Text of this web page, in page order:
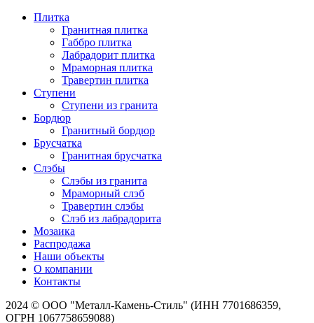
Плитка
Гранитная плитка
Габбро плитка
Лабрадорит плитка
Мраморная плитка
Травертин плитка
Ступени
Ступени из гранита
Бордюр
Гранитный бордюр
Брусчатка
Гранитная брусчатка
Слэбы
Слэбы из гранита
Мраморный слэб
Травертин слэбы
Слэб из лабрадорита
Мозаика
Распродажа
Наши объекты
О компании
Контакты
2024 © ООО "Металл-Камень-Стиль" (ИНН 7701686359,
ОГРН 1067758659088)